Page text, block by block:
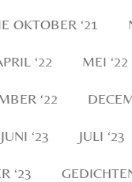
OKTOBER ‘21
‘22 MEI ‘22
‘22
JUNI ‘23 JULI ‘23
‘23